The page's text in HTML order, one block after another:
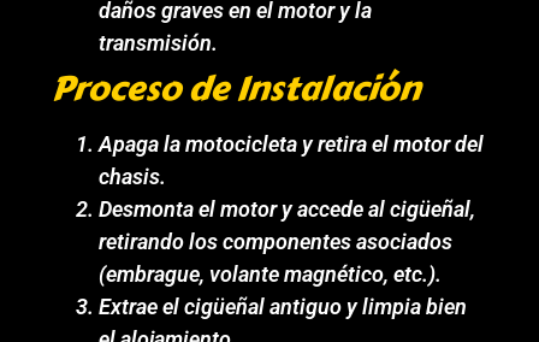
daños graves en el motor y la
transmisión.
Proceso de Instalación
Apaga la motocicleta y retira el motor del
chasis.
Desmonta el motor y accede al cigüeñal,
retirando los componentes asociados
(embrague, volante magnético, etc.).
Extrae el cigüeñal antiguo y limpia bien